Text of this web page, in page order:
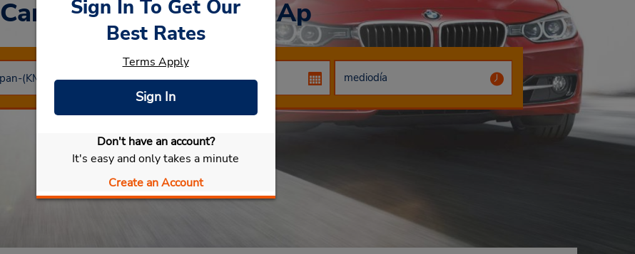
Car RentalKumamoto Ap
Seleccionar mi vehículo
Sign In To Get Our
Best Rates
Terms Apply
Sign In
Don't have an account?
It's easy and only takes a minute
Create an Account